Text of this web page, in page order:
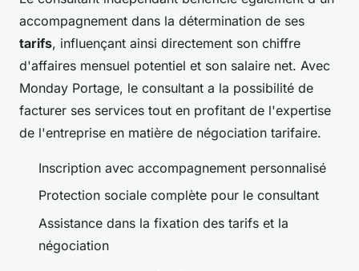
accompagnement dans la détermination de ses
tarifs, influençant ainsi directement son chiffre
d'affaires mensuel potentiel et son salaire net. Avec
Monday Portage, le consultant a la possibilité de
facturer ses services tout en profitant de l'expertise
de l'entreprise en matière de négociation tarifaire.
Inscription avec accompagnement personnalisé
Protection sociale complète pour le consultant
Assistance dans la fixation des tarifs et la
négociation